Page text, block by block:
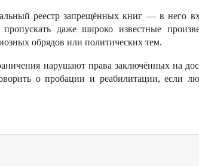
реестр запрещённых книг — в него
даже широко известные
обрядов или политических тем.
нарушают права заключённых на
о пробации и реабилитации, если